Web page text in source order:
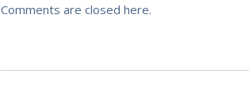
Comments are closed here.